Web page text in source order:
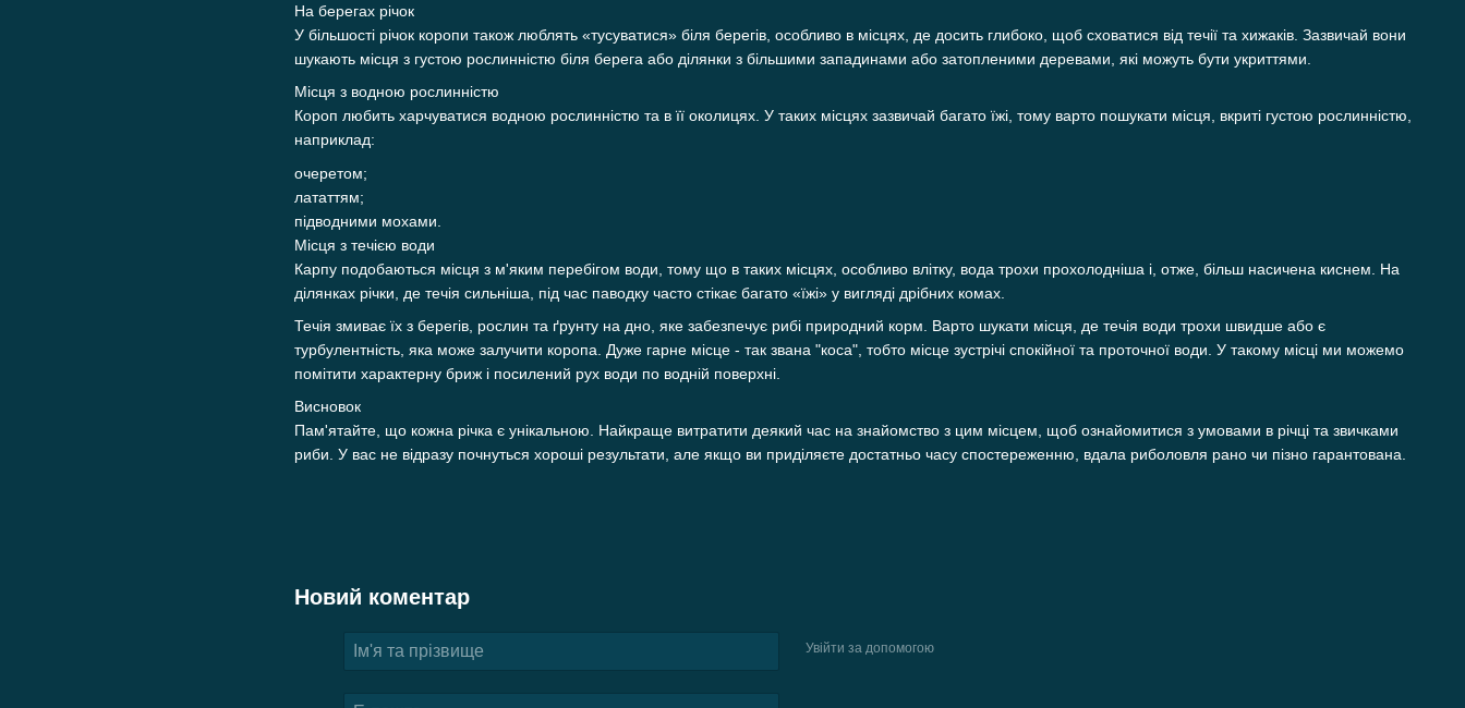
На берегах річок
У більшості річок коропи також люблять «тусуватися» біля берегів, особливо в місцях, де досить глибоко, щоб сховатися від течії та хижаків. Зазвичай вони
шукають місця з густою рослинністю біля берега або ділянки з більшими западинами або затопленими деревами, які можуть бути укриттями.
Місця з водною рослинністю
Короп любить харчуватися водною рослинністю та в її околицях. У таких місцях зазвичай багато їжі, тому варто пошукати місця, вкриті густою рослинністю,
наприклад:
очеретом;
лататтям;
підводними мохами.
Місця з течією води
Карпу подобаються місця з м'яким перебігом води, тому що в таких місцях, особливо влітку, вода трохи прохолодніша і, отже, більш насичена киснем. На
ділянках річки, де течія сильніша, під час паводку часто стікає багато «їжі» у вигляді дрібних комах.
Течія змиває їх з берегів, рослин та ґрунту на дно, яке забезпечує рибі природний корм. Варто шукати місця, де течія води трохи швидше або є
турбулентність, яка може залучити коропа. Дуже гарне місце - так звана "коса", тобто місце зустрічі спокійної та проточної води. У такому місці ми можемо
помітити характерну бриж і посилений рух води по водній поверхні.
Висновок
Пам'ятайте, що кожна річка є унікальною. Найкраще витратити деякий час на знайомство з цим місцем, щоб ознайомитися з умовами в річці та звичками
риби. У вас не відразу почнуться хороші результати, але якщо ви приділяєте достатньо часу спостереженню, вдала риболовля рано чи пізно гарантована.
Новий коментар
Увійти за допомогою